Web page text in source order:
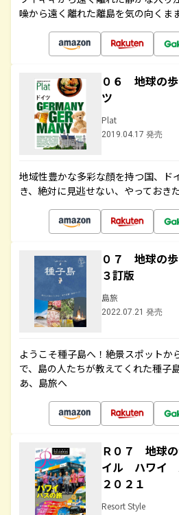
噪から遠く離れた離島を気の向くま
０６ 地球の
ツ
Plat
2019.04.17 発売
地域性豊かな多彩な顔を持つ国、ド
き、絶対に見逃せない、やっておき
０７ 地球の
３訂版
島旅
2022.07.21 発売
ようこそ種子島へ！絶景スポットか
で、島の人たちが教えてくれた種子
あ、島旅へ
Ｒ０７ 地球
イル ハワイ
２０２１
Resort Style